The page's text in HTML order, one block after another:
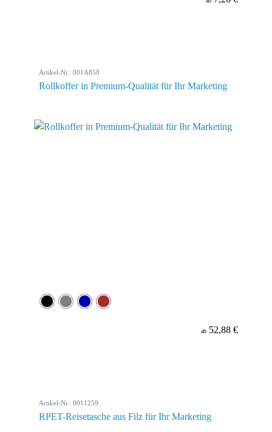
Artikel-Nr.: 001A850
Rollkoffer in Premium-Qualität für Ihr Marketing
ab 52,88 €
Artikel-Nr.: 0011259
RPET-Reisetasche aus Filz für Ihr Marketing